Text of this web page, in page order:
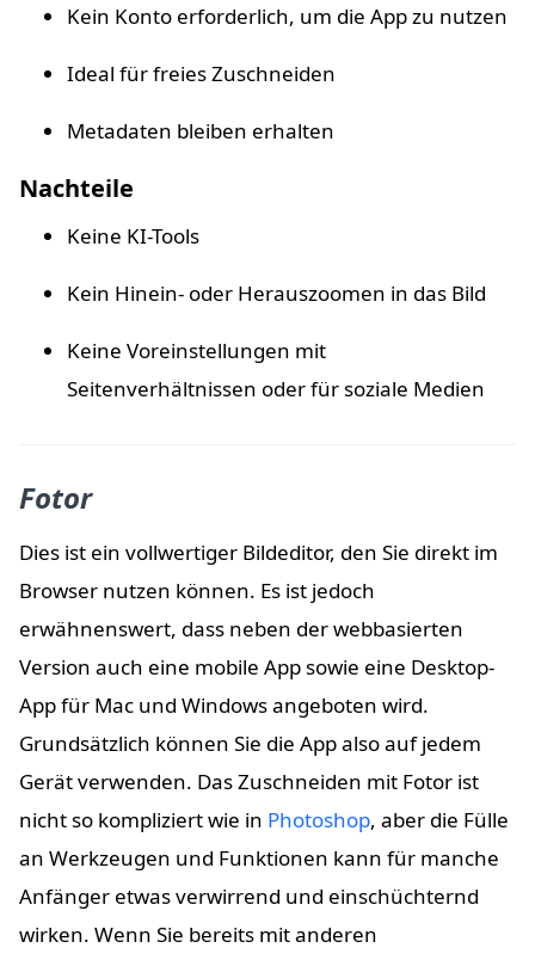
Kein Konto erforderlich, um die App zu nutzen
Ideal für freies Zuschneiden
Metadaten bleiben erhalten
Nachteile
Keine KI-Tools
Kein Hinein- oder Herauszoomen in das Bild
Keine Voreinstellungen mit
Seitenverhältnissen oder für soziale Medien
Fotor
Dies ist ein vollwertiger Bildeditor, den Sie direkt im
Browser nutzen können. Es ist jedoch
erwähnenswert, dass neben der webbasierten
Version auch eine mobile App sowie eine Desktop-
App für Mac und Windows angeboten wird.
Grundsätzlich können Sie die App also auf jedem
Gerät verwenden. Das Zuschneiden mit Fotor ist
nicht so kompliziert wie in Photoshop, aber die Fülle
an Werkzeugen und Funktionen kann für manche
Anfänger etwas verwirrend und einschüchternd
wirken. Wenn Sie bereits mit anderen